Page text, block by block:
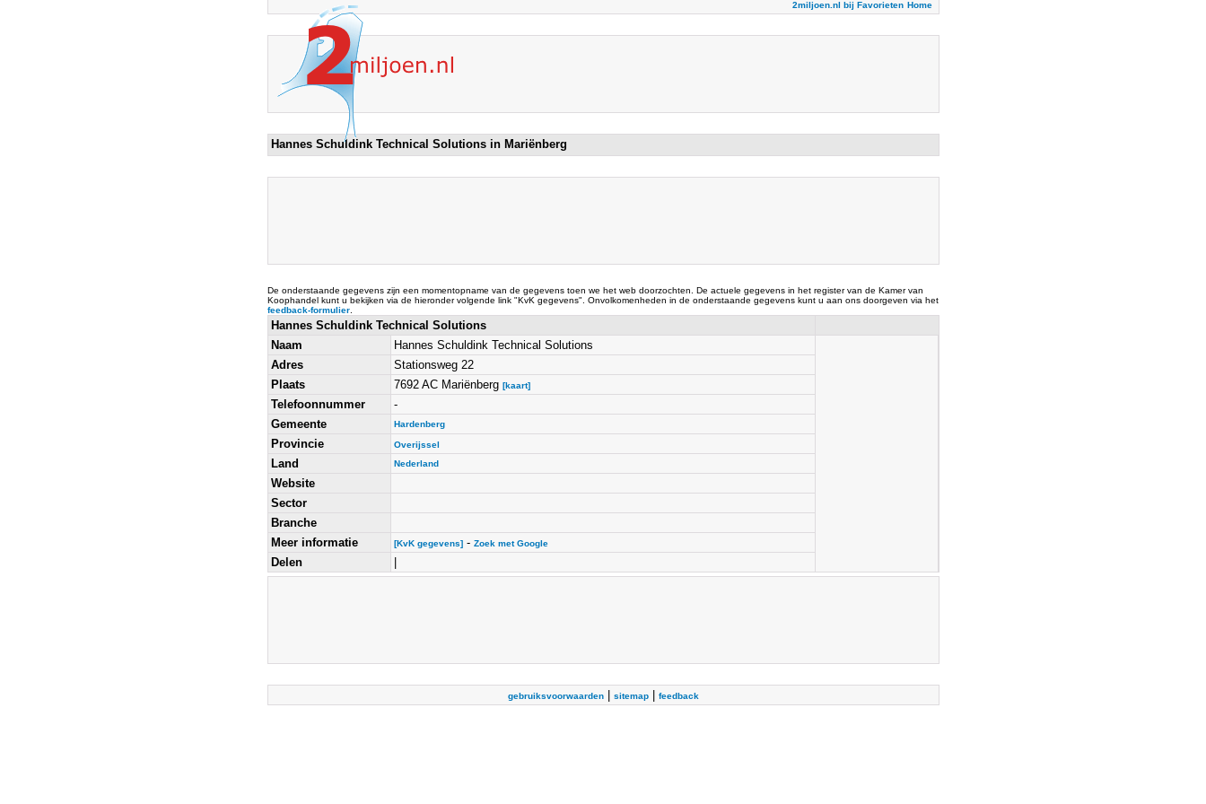
2miljoen.nl bij Favorieten Home
Hannes Schuldink Technical Solutions in Mariënberg
De onderstaande gegevens zijn een momentopname van de gegevens toen we het web doorzochten. De actuele gegevens in het register van de Kamer van
Koophandel kunt u bekijken via de hieronder volgende link "KvK gegevens". Onvolkomenheden in de onderstaande gegevens kunt u aan ons doorgeven via het
feedback-formulier.
Hannes Schuldink Technical Solutions
Naam
Hannes Schuldink Technical Solutions
Adres
Stationsweg 22
Plaats
7692 AC Mariënberg [kaart]
Telefoonnummer
-
Gemeente
Hardenberg
Provincie Overijssel
Land Nederland
Website
Sector
Branche
Meer informatie
[KvK gegevens]- Zoek met Google
Delen
gebruiksvoorwaarden| sitemap| feedback